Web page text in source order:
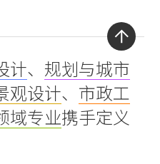
计、 规划与城市
观设计、 市政工
域专业携手定义
Back
to
top